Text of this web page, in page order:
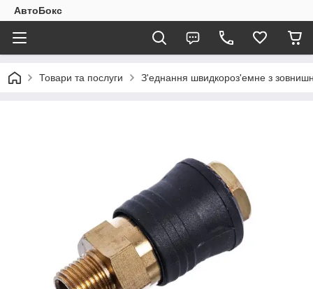
АвтоБокс
Товари та послуги З'еднання швидкороз'емне з